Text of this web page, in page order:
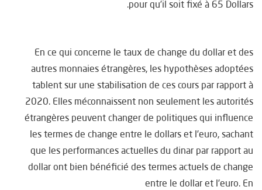
pour qu’il soit fixé à 65 Dollars.
En ce qui concerne le taux de change du dollar et des
autres monnaies étrangères, les hypothèses adoptées
tablent sur une stabilisation de ces cours par rapport à
2020. Elles méconnaissent non seulement les autorités
étrangères peuvent changer de politiques qui influence
les termes de change entre le dollars et l’euro, sachant
que les performances actuelles du dinar par rapport au
dollar ont bien bénéficié des termes actuels de change
entre le dollar et l’euro. En